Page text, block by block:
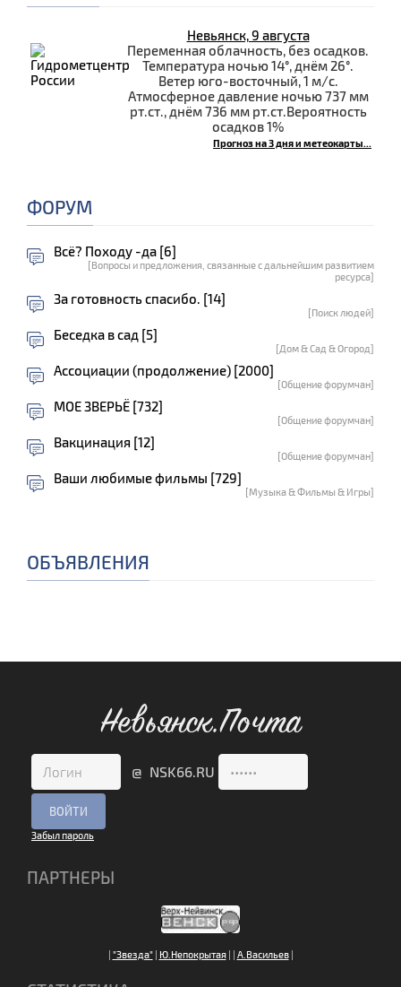
Невьянск, 9 августа
Переменная облачность, без осадков.
Температура ночью 14°, днём 26°.
Ветер юго-восточный, 1 м/с.
Атмосферное давление ночью 737 мм
рт.ст., днём 736 мм рт.ст.Вероятность
осадков 1%
Прогноз на 3 дня и метеокарты...
ФОРУМ
Всё? Походу -да [6]
[Вопросы и предложения, связанные с дальнейшим развитием
ресурса]
За готовность спасибо. [14]
[Поиск людей]
Беседка в сад [5]
[Дом & Сад & Огород]
Ассоциации (продолжение) [2000]
[Общение форумчан]
МОЕ ЗВЕРЬЁ [732]
[Общение форумчан]
Вакцинация [12]
[Общение форумчан]
Ваши любимые фильмы [729]
[Музыка & Фильмы & Игры]
ОБЪЯВЛЕНИЯ
Невьянск.Почта
@ NSK66.RU
Забыл пароль
ПАРТНЕРЫ
| "Звезда"| Ю.Непокрытая| | А.Васильев|